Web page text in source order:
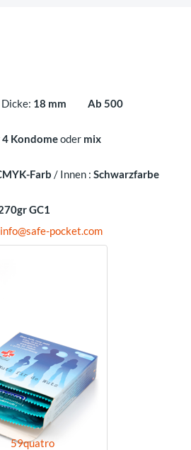
18 mm
Ab 500
4 Kondomeoder mix
Farb / Innen : Schwarzfarbe
GC1
info@safe-pocket.com
59quatro